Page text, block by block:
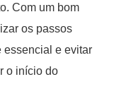
Com um bom
os passos
essencial e evitar
o início do